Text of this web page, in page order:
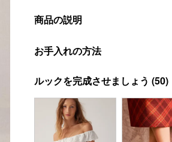
商品の説明
素材
組成:49% Lyocell 38% ビスコース
スタイルの詳細
フィットタイプ: レギュラー
ウエストライン: 中間の高さ
お手入れの方法
洗濯指示
洗濯機で水洗い
アイロン温度：低温
低温でドラム乾燥
ルックを完成させましょう (50)